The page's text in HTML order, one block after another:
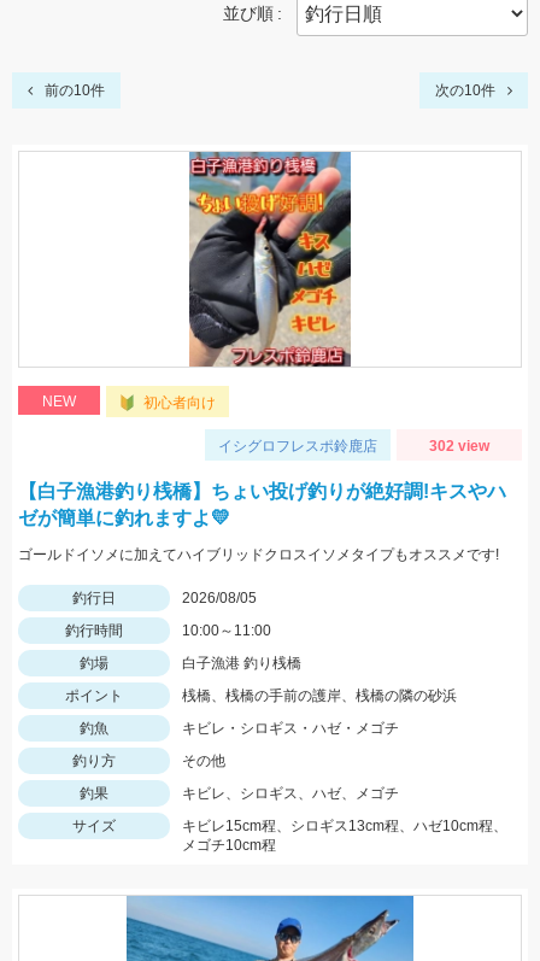
並び順
前の10件 次の10件
NEW 初心者向け
イシグロフレスポ鈴鹿店 302 view
【白子漁港釣り桟橋】ちょい投げ釣りが絶好調!キスやハ
ゼが簡単に釣れますよ💛
ゴールドイソメに加えてハイブリッドクロスイソメタイプもオススメです!
釣行日
2026/08/05
釣行時間
10:00～11:00
釣場
白子漁港 釣り桟橋
ポイント
桟橋、桟橋の手前の護岸、桟橋の隣の砂浜
釣魚
キビレ・シロギス・ハゼ・メゴチ
釣り方
その他
釣果
キビレ、シロギス、ハゼ、メゴチ
サイズ
キビレ15cm程、シロギス13cm程、ハゼ10cm程、
メゴチ10cm程